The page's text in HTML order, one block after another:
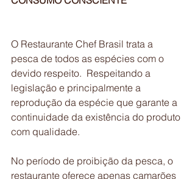
O Restaurante Chef Brasil trata a
pesca de todos as espécies com o
devido respeito.  Respeitando a
legislação e principalmente a
reprodução da espécie que garante a
continuidade da existência do produto
com qualidade.
No período de proibição da pesca, o
restaurante oferece apenas camarões